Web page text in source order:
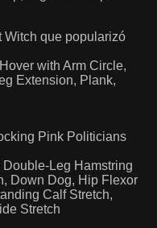
Witch que popularizó
with Arm Circle,
Extension, Plank,
Pink Politicians
Leg Hamstring
Down Dog, Hip Flexor
Calf Stretch,
Stretch